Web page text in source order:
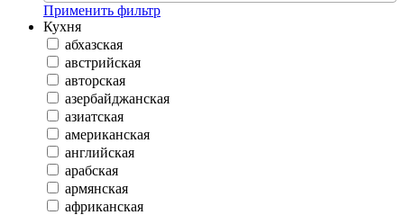
Применить фильтр
Кухня
абхазская
австрийская
авторская
азербайджанская
азиатская
американская
английская
арабская
армянская
африканская